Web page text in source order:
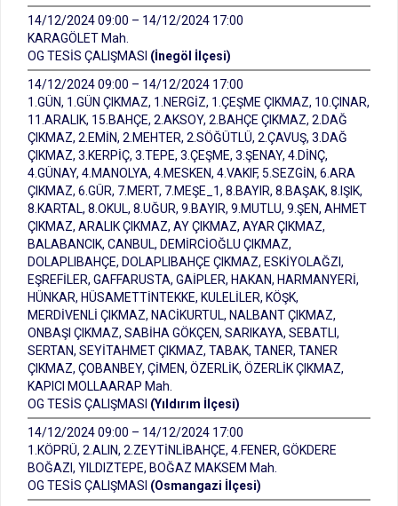
14/12/2024 09:00 – 14/12/2024 17:00
KARAGÖLET Mah.
OG TESİS ÇALIŞMASI (İnegöl İlçesi)
14/12/2024 09:00 – 14/12/2024 17:00
1.GÜN, 1.GÜN ÇIKMAZ, 1.NERGİZ, 1.ÇEŞME ÇIKMAZ, 10.ÇINAR,
11.ARALIK, 15.BAHÇE, 2.AKSOY, 2.BAHÇE ÇIKMAZ, 2.DAĞ
ÇIKMAZ, 2.EMİN, 2.MEHTER, 2.SÖĞÜTLÜ, 2.ÇAVUŞ, 3.DAĞ
ÇIKMAZ, 3.KERPİÇ, 3.TEPE, 3.ÇEŞME, 3.ŞENAY, 4.DİNÇ,
4.GÜNAY, 4.MANOLYA, 4.MESKEN, 4.VAKIF, 5.SEZGİN, 6.ARA
ÇIKMAZ, 6.GÜR, 7.MERT, 7.MEŞE_1, 8.BAYIR, 8.BAŞAK, 8.IŞIK,
8.KARTAL, 8.OKUL, 8.UĞUR, 9.BAYIR, 9.MUTLU, 9.ŞEN, AHMET
ÇIKMAZ, ARALIK ÇIKMAZ, AY ÇIKMAZ, AYAR ÇIKMAZ,
BALABANCIK, CANBUL, DEMİRCİOĞLU ÇIKMAZ,
DOLAPLIBAHÇE, DOLAPLIBAHÇE ÇIKMAZ, ESKİYOLAĞZI,
EŞREFİLER, GAFFARUSTA, GAİPLER, HAKAN, HARMANYERİ,
HÜNKAR, HÜSAMETTİNTEKKE, KULELİLER, KÖŞK,
MERDİVENLİ ÇIKMAZ, NACİKURTUL, NALBANT ÇIKMAZ,
ONBAŞI ÇIKMAZ, SABİHA GÖKÇEN, SARIKAYA, SEBATLI,
SERTAN, SEYİTAHMET ÇIKMAZ, TABAK, TANER, TANER
ÇIKMAZ, ÇOBANBEY, ÇİMEN, ÖZERLİK, ÖZERLİK ÇIKMAZ,
KAPICI MOLLAARAP Mah.
OG TESİS ÇALIŞMASI (Yıldırım İlçesi)
14/12/2024 09:00 – 14/12/2024 17:00
1.KÖPRÜ, 2.ALIN, 2.ZEYTİNLİBAHÇE, 4.FENER, GÖKDERE
BOĞAZI, YILDIZTEPE, BOĞAZ MAKSEM Mah.
OG TESİS ÇALIŞMASI (Osmangazi İlçesi)